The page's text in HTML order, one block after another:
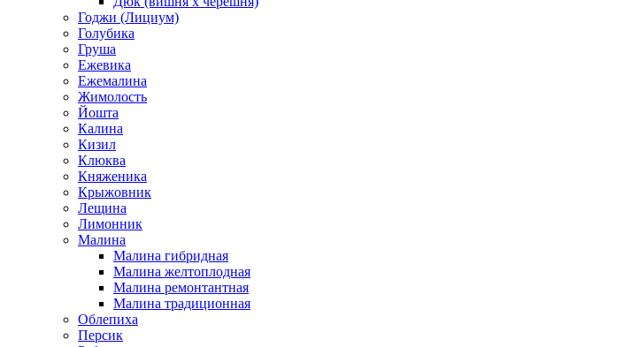
Годжи (Лициум)
Голубика
Груша
Ежевика
Ежемалина
Жимолость
Йошта
Калина
Кизил
Клюква
Княженика
Крыжовник
Лещина
Лимонник
Малина
Малина гибридная
Малина желтоплодная
Малина ремонтантная
Малина традиционная
Облепиха
Персик